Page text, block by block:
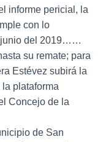
informe pericial, la
con lo
junio del 2019……
su remate; para
Estévez subirá la
plataforma
Concejo de la
de San